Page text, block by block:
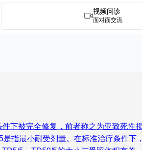
视频问诊
面对面交流
下被完全修复，前者称之为亚致死
指最小耐受剂量。在标准治疗条件